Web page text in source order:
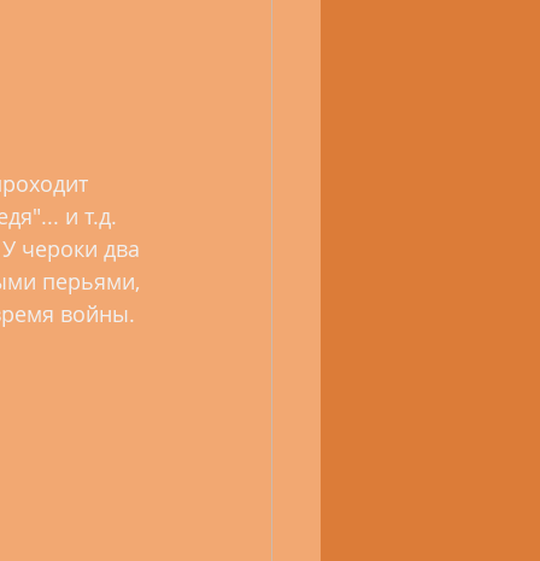
и т.д.
чероки два
перьями,
войны.